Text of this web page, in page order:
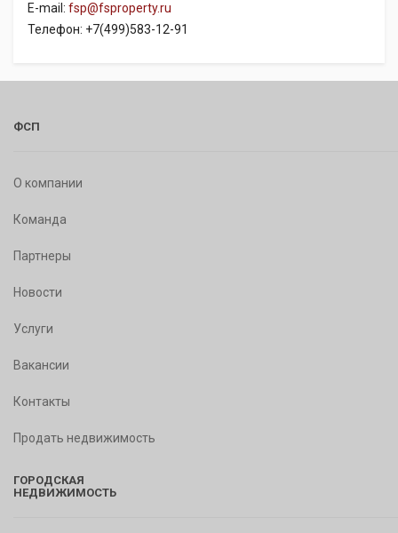
E-mail: fsp@fsproperty.ru
Телефон: +7(499)583-12-91
ФСП
О компании
Команда
Партнеры
Новости
Услуги
Вакансии
Контакты
Продать недвижимость
ГОРОДСКАЯ
НЕДВИЖИМОСТЬ